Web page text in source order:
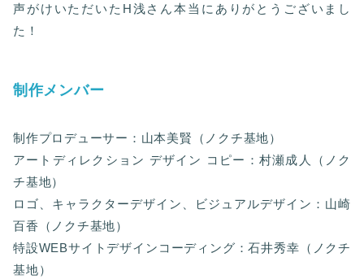
声がけいただいたH浅さん本当にありがとうございまし
た！
制作メンバー
制作プロデューサー：山本美賢（ノクチ基地）
アートディレクション デザイン コピー：村瀬成人（ノク
チ基地）
ロゴ、キャラクターデザイン、ビジュアルデザイン：山崎
百香（ノクチ基地）
特設WEBサイトデザインコーディング：石井秀幸（ノクチ
基地）